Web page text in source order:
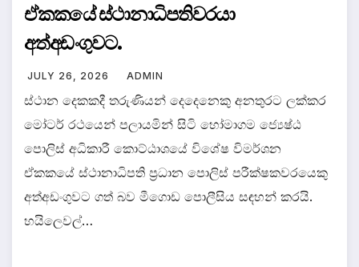
ඒකකයේ ස්ථානාධිපතිවරයා
අත්අඩංගුවට.
JULY 26, 2026 ADMIN
ස්ථාන දෙකකදී තරුණියන් දෙදෙනෙකු අනතුරට ලක්කර
මෝටර් රථයෙන් පලායමින් සිටි හෝමාගම ජ්‍යෙෂ්ඨ
පොලිස් අධිකාරී කොට්ඨාශයේ විශේෂ විමර්ශන
ඒකකයේ ස්ථානාධිපති ප්‍රධාන පොලිස් පරීක්ෂකවරයෙකු
අත්අඩංගුවට ගත් බව මීගොඩ පොලීසිය සඳහන් කරයි.
හයිලෙවල්…